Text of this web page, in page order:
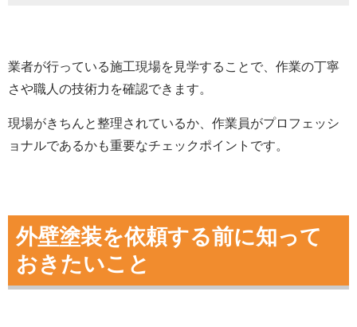
業者が行っている施工現場を見学することで、作業の丁寧
さや職人の技術力を確認できます。
現場がきちんと整理されているか、作業員がプロフェッシ
ョナルであるかも重要なチェックポイントです。
外壁塗装を依頼する前に知って
おきたいこと